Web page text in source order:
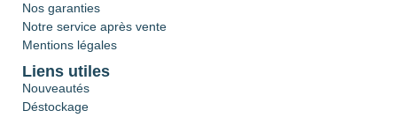
Nos garanties
Notre service après vente
Mentions légales
Liens utiles
Nouveautés
Déstockage